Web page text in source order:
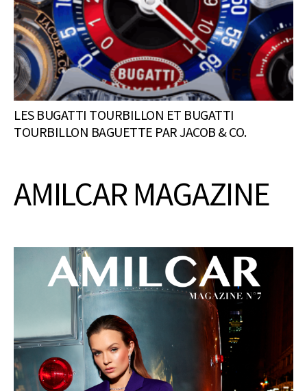
LES BUGATTI TOURBILLON ET BUGATTI
TOURBILLON BAGUETTE PAR JACOB & CO.
AMILCAR MAGAZINE